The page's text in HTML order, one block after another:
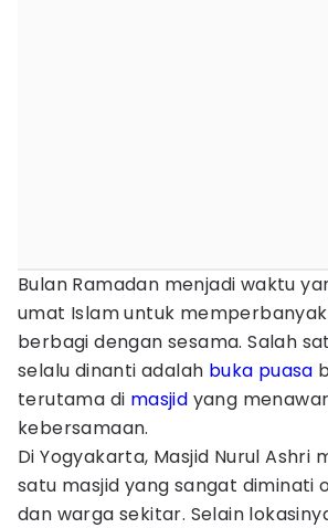
Bulan Ramadan menjadi waktu
umat Islam untuk
berbagi dengan sesama. Salah
selalu dinanti adalah buka puasa
terutama di masjid yang
kebersamaan.
Di Yogyakarta, Masjid Nurul Ashri
satu masjid yang sangat diminati
dan warga sekitar. Selain